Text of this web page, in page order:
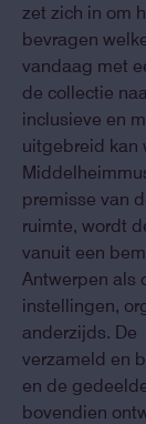
zet zich in om
bevragen
vandaag met
de collectie
inclusieve en
uitgebreid kan
premisse van
ruimte, wordt
vanuit een
Antwerpen als
instellingen,
anderzijds.
verzameld en
en de
bovendien